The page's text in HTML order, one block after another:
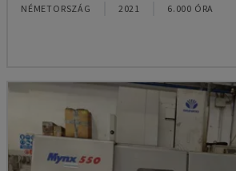
NÉMETORSZÁG 2021 6.000 ÓRA